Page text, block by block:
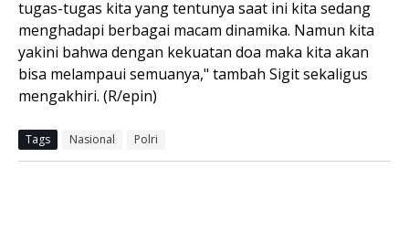
tugas-tugas kita yang tentunya saat ini kita sedang
menghadapi berbagai macam dinamika. Namun kita
yakini bahwa dengan kekuatan doa maka kita akan
bisa melampaui semuanya," tambah Sigit sekaligus
mengakhiri. (R/epin)
Tags Nasional Polri